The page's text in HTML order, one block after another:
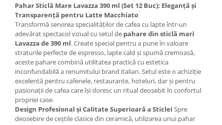
Pahar Sticlă Mare Lavazza 390 ml (Set 12 Buc): Eleganță și
Transparență pentru Latte Macchiato
Transformă servirea specialităților de cafea cu lapte într-un
adevărat spectacol vizual cu setul de pahare din sticlă mari
Lavazza de 390 ml. Create special pentru a pune în valoare
straturile perfecte de espresso, lapte cald și spumă cremoasă,
aceste pahare combină utilitatea practică cu estetica
inconfundabilă a renumitului brand italian. Setul este o achiziție
excelentă pentru cafenele, restaurante, hoteluri, dar și pentru
pasionații de cafea care își doresc un ritual deosebit în confortul
propriei case.
Design Profesional și Calitate Superioară a Sticlei Spre
deosebire de ceștile clasice din ceramică, utilizarea unui pahar